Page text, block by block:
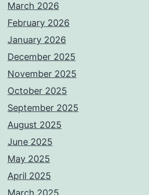
March 2026
February 2026
January 2026
December 2025
November 2025
October 2025
September 2025
August 2025
June 2025
May 2025
April 2025
March 2025